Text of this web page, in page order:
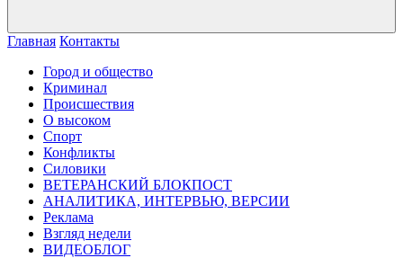
Главная Контакты
Город и общество
Криминал
Происшествия
О высоком
Спорт
Конфликты
Силовики
ВЕТЕРАНСКИЙ БЛОКПОСТ
АНАЛИТИКА, ИНТЕРВЬЮ, ВЕРСИИ
Реклама
Взгляд недели
ВИДЕОБЛОГ